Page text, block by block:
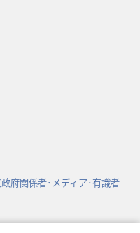
ナ
ル
ナ
ル
府関係者･メディア･有識者